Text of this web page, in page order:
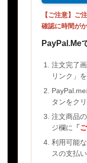
【ご注意】ご
確認に時間が
PayPal.Me
注文完了
リンク」
タンをク
注文商品
ジ欄に
「
利用可能
スの支払